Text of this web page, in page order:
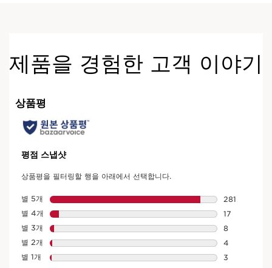
제품을 경험한 고객 이야기